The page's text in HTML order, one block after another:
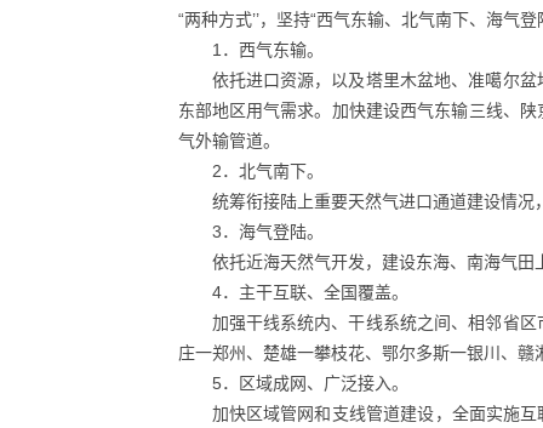
“两种方式’’，坚持“西气东输、北气南下、海气
1．西气东输。
依托进口资源，以及塔里木盆地、准噶尔
东部地区用气需求。加快建设西气东输三线、
气外输管道。
2．北气南下。
统筹衔接陆上重要天然气进口通道建设情
3．海气登陆。
依托近海天然气开发，建设东海、南海气
4．主干互联、全国覆盖。
加强干线系统内、干线系统之间、相邻省
庄一郑州、楚雄一攀枝花、鄂尔多斯一银川、
5．区域成网、广泛接入。
加快区域管网和支线管道建设，全面实施